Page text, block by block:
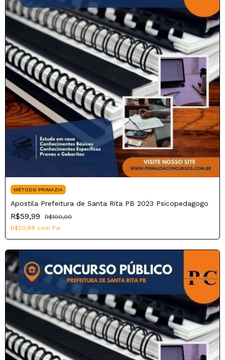
MÉTODO PRIMAZIA
Apostila Prefeitura de Santa Rita PB 2023 Psicopedagogo
R$59,99
R$100,00
R$50,99 com Pix